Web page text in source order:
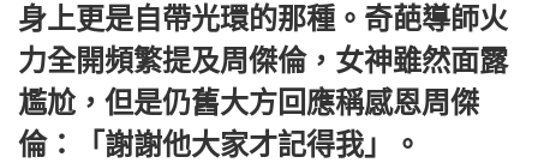
身上更是自帶光環的那種。奇葩導師火
力全開頻繁提及周傑倫，女神雖然面露
尷尬，但是仍舊大方回應稱感恩周傑
倫：「謝謝他大家才記得我」。